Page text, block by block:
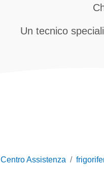
Un tecnico
Centro Assistenza